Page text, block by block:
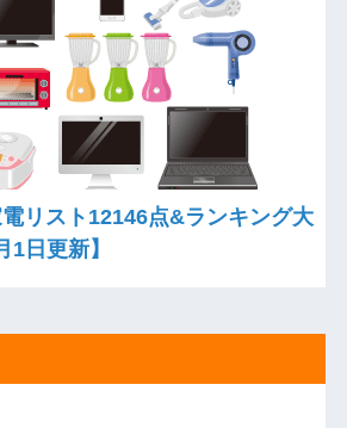
リスト12146点&ランキング大
日更新】